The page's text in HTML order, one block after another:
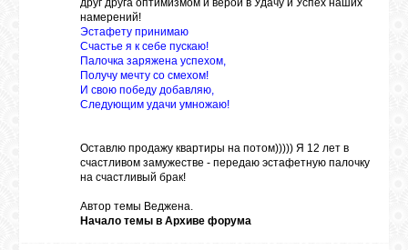
друг друга оптимизмом и верой в Удачу и Успех наших
намерений!
Эстафету принимаю
Счастье я к себе пускаю!
Палочка заряжена успехом,
Получу мечту со смехом!
И свою победу добавляю,
Следующим удачи умножаю!
Оставлю продажу квартиры на потом))))) Я 12 лет в
счастливом замужестве - передаю эстафетную палочку
на счастливый брак!
Автор темы Веджена.
Начало темы в Архиве форума